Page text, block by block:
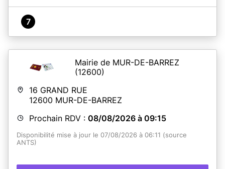
7
Mairie de MUR-DE-BARREZ
(12600)
16 GRAND RUE
12600 MUR-DE-BARREZ
Prochain RDV : 08/08/2026 à 09:15
Disponibilité mise à jour le 07/08/2026 à 06:11 (source
ANTS)